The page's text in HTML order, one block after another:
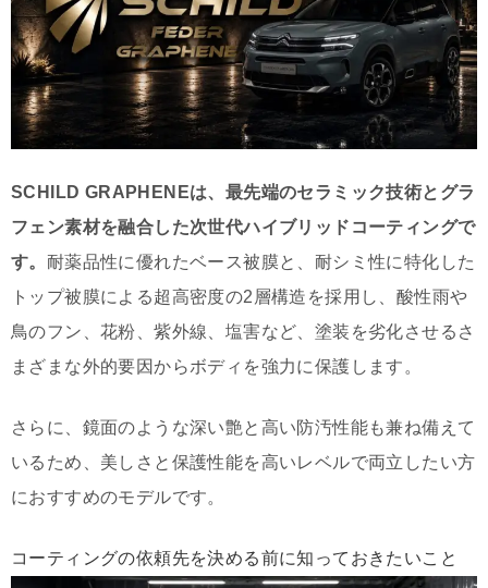
SCHILD GRAPHENEは、最先端のセラミック技術とグラ
フェン素材を融合した次世代ハイブリッドコーティングで
す。 耐薬品性に優れたベース被膜と、耐シミ性に特化した
トップ被膜による超高密度の2層構造を採用し、酸性雨や
鳥のフン、花粉、紫外線、塩害など、塗装を劣化させるさ
まざまな外的要因からボディを強力に保護します。
さらに、鏡面のような深い艶と高い防汚性能も兼ね備えて
いるため、美しさと保護性能を高いレベルで両立したい方
におすすめのモデルです。
コーティングの依頼先を決める前に知っておきたいこと